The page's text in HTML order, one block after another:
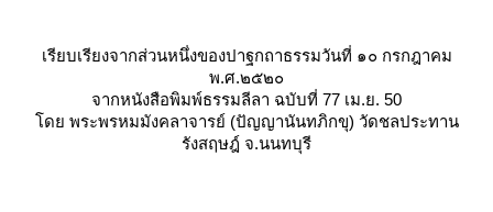
เรียบเรียงจากส่วนหนึ่งของปาฐกถาธรรมวันที่ ๑๐ กรกฎาคม
พ.ศ.๒๕๒๐
จากหนังสือพิมพ์ธรรมลีลา ฉบับที่ 77 เม.ย. 50
ดย พระพรหมมังคลาจารย์ (ปัญญานันทภิกขุ) วัดชลประทาน
รังสฤษฎ์ จ.นนทบุรี